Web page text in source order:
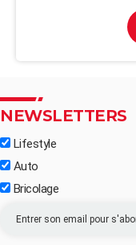
NEWSLETTERS
Lifestyle
Auto
Bricolage